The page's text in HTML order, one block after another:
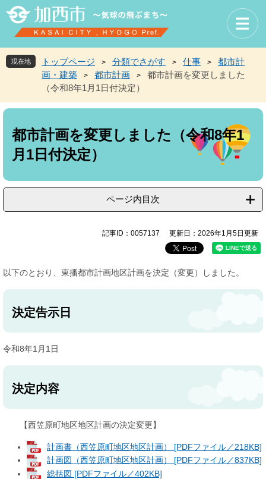
先
頭
を
飛
現在地 トップページ > 分類でさがす > 仕事 >
都市計
画・建築
> 都市計画 >
都市計画を変更しました
（令和8年1月1日付決定）
本
都市計画を変更しました（令和8年1
月1日付決定）
ページ内目次
記事ID：0057137 更新日：2026年1月5日更新
以下のとおり、東播都市計画地区計画を決定（変更）しました。
決定告示日
令和8年1月1日
決定内容
【西笠原町地区地区計画の決定変更】
計画書（西笠原町地区地区計画） [PDFファイル／218KB]
計画図（西笠原町地区地区計画） [PDFファイル／837KB]
総括図 [PDFファイル／402KB]